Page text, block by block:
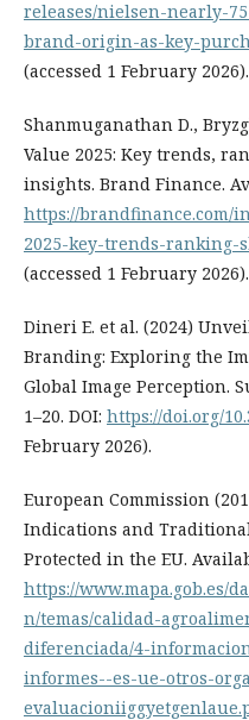
releases/nielsen-nearly-
brand-origin-as-key-
(accessed 1 February 2026).
Shanmuganathan D.,
Value 2025: Key trends,
insights. Brand Finance.
https://brandfinance.com/
2025-key-trends-ranking-
(accessed 1 February 2026).
Dineri E. et al. (2024)
Branding: Exploring the
Global Image Perception.
1–20. DOI: https://doi.org/
February 2026).
European Commission
Indications and
Protected in the EU.
https://www.mapa.gob.es/
n/temas/calidad-
diferenciada/4-
informes--es-ue-otros-